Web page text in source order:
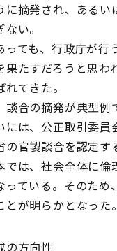
に摘発され、ある
い。
ても、行政庁が行
果たすだろうと思
てきた。
合の摘発が典型例
には、公正取引委
の官製談合を認定す
は、社会全体に倫
っている。そのた
が明らかとなった。
方向性